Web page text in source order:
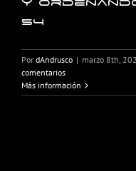
y
54
Por dAndrusco | marzo 8th,
comentarios
Más información